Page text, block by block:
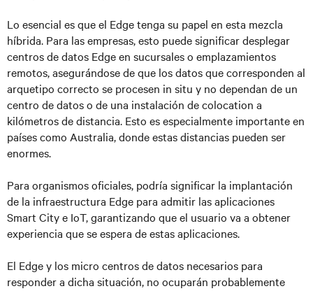
Lo esencial es que el Edge tenga su papel en esta mezcla
híbrida. Para las empresas, esto puede significar desplegar
centros de datos Edge en sucursales o emplazamientos
remotos, asegurándose de que los datos que corresponden al
arquetipo correcto se procesen in situ y no dependan de un
centro de datos o de una instalación de colocation a
kilómetros de distancia. Esto es especialmente importante en
países como Australia, donde estas distancias pueden ser
enormes.
Para organismos oficiales, podría significar la implantación
de la infraestructura Edge para admitir las aplicaciones
Smart City e IoT, garantizando que el usuario va a obtener
experiencia que se espera de estas aplicaciones.
El Edge y los micro centros de datos necesarios para
responder a dicha situación, no ocuparán probablemente